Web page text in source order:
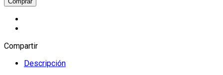
Compartir
Descripción